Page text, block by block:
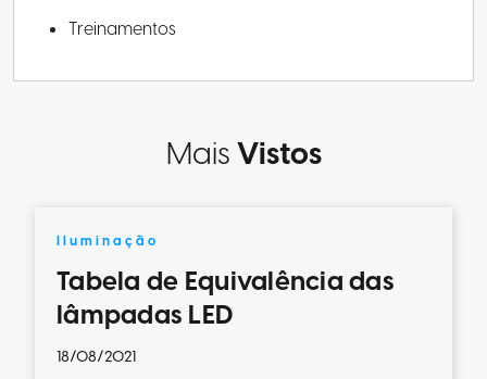
Treinamentos
MaisVistos
Iluminação
Tabela de Equivalência das
lâmpadas LED
18/08/2021